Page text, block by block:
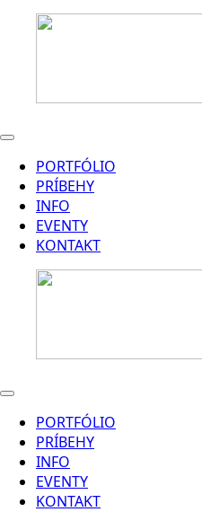
PORTFÓLIO
PRÍBEHY
INFO
EVENTY
KONTAKT
PORTFÓLIO
PRÍBEHY
INFO
EVENTY
KONTAKT